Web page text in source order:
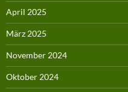
April 2025
März 2025
November 2024
Oktober 2024